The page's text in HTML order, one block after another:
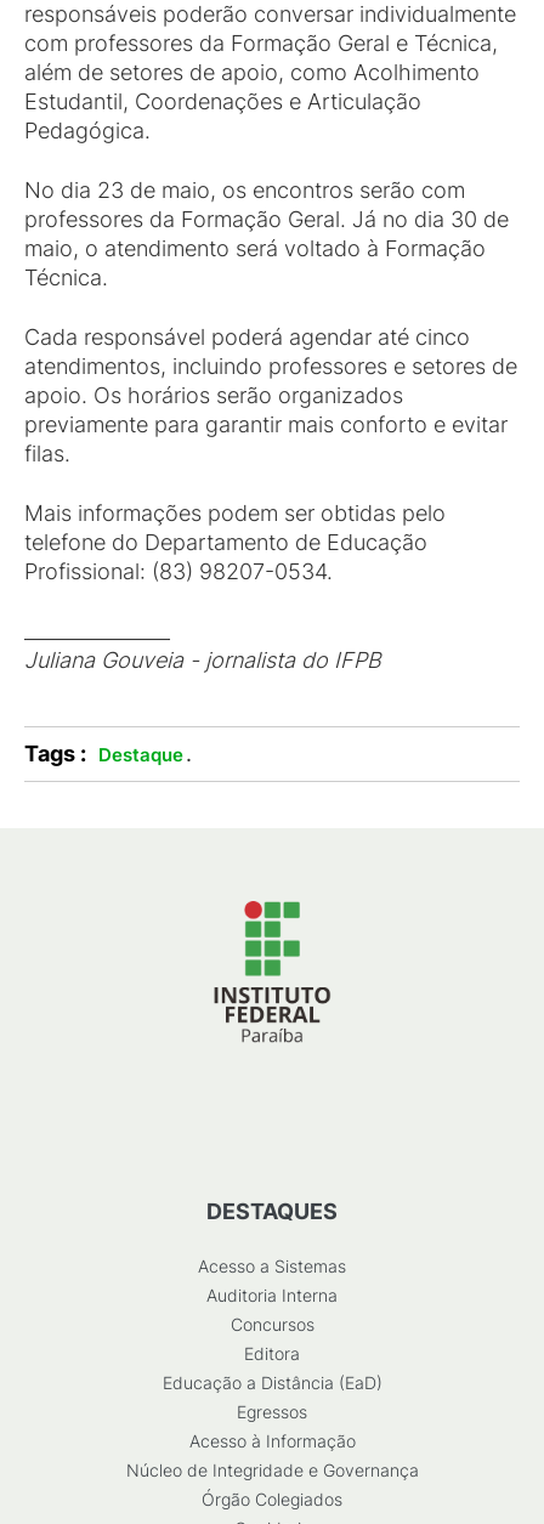
responsáveis poderão conversar individualmente
com professores da Formação Geral e Técnica,
além de setores de apoio, como Acolhimento
Estudantil, Coordenações e Articulação
Pedagógica.
No dia 23 de maio, os encontros serão com
professores da Formação Geral. Já no dia 30 de
maio, o atendimento será voltado à Formação
Técnica.
Cada responsável poderá agendar até cinco
atendimentos, incluindo professores e setores de
apoio. Os horários serão organizados
previamente para garantir mais conforto e evitar
filas.
Mais informações podem ser obtidas pelo
telefone do Departamento de Educação
Profissional: (83) 98207-0534.
Juliana Gouveia - jornalista do IFPB
Tags : Destaque.
DESTAQUES
Acesso a Sistemas
Auditoria Interna
Concursos
Editora
Educação a Distância (EaD)
Egressos
Acesso à Informação
Núcleo de Integridade e Governança
Órgão Colegiados